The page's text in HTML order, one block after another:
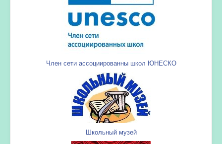
Член сети ассоциированны школ ЮНЕСКО
Школьный музей